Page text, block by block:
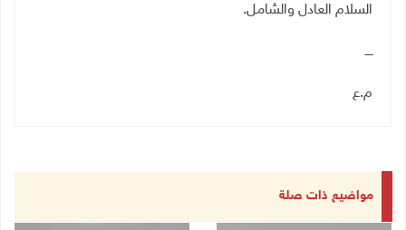
السلام العادل والشامل.
ــــ
م.ع
مواضيع ذات صلة